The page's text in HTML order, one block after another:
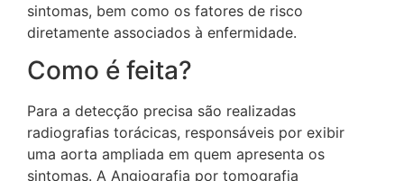
sintomas, bem como os fatores de risco
diretamente associados à enfermidade.
Como é feita?
Para a detecção precisa são realizadas
radiografias torácicas, responsáveis por exibir
uma aorta ampliada em quem apresenta os
sintomas. A Angiografia por tomografia